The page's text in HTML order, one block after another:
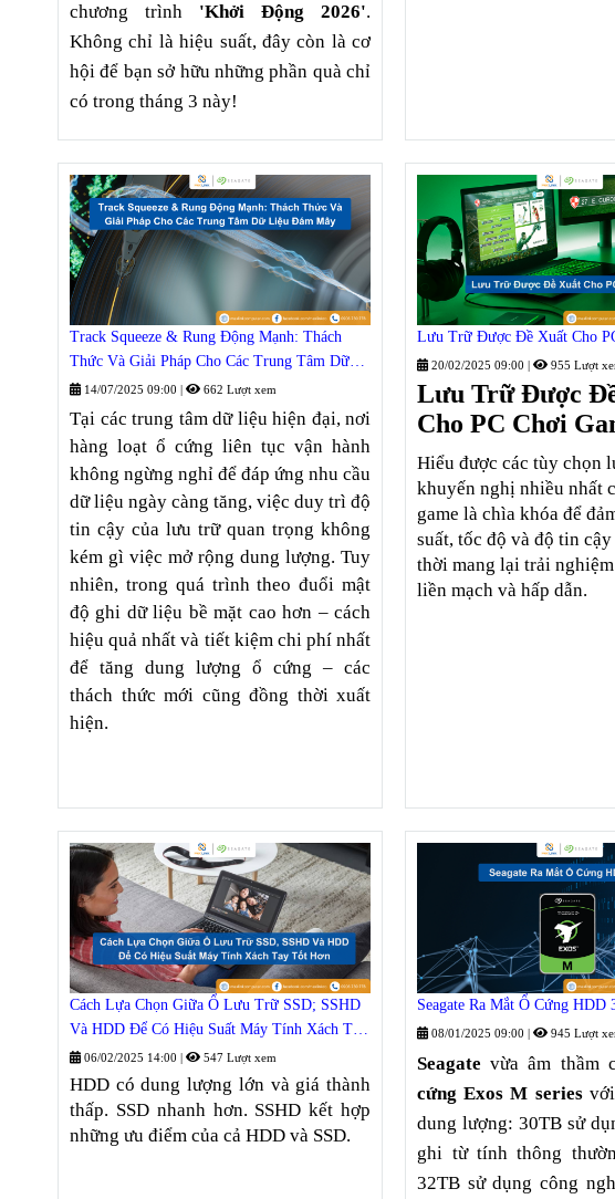
chương trình 'Khởi Động 2026'.
Không chỉ là hiệu suất, đây còn là cơ
hội để bạn sở hữu những phần quà chỉ
có trong tháng 3 này!
Track Squeeze & Rung Động Mạnh: Thách
Thức Và Giải Pháp Cho Các Trung Tâm Dữ
Liệu Đám Mây
14/07/2025 09:00 | 662 Lượt xem
Tại các trung tâm dữ liệu hiện đại, nơi
hàng loạt ổ cứng liên tục vận hành
không ngừng nghỉ để đáp ứng nhu cầu
dữ liệu ngày càng tăng, việc duy trì độ
tin cậy của lưu trữ quan trọng không
kém gì việc mở rộng dung lượng. Tuy
nhiên, trong quá trình theo đuổi mật
độ ghi dữ liệu bề mặt cao hơn – cách
hiệu quả nhất và tiết kiệm chi phí nhất
để tăng dung lượng ổ cứng – các
thách thức mới cũng đồng thời xuất
hiện.
Lưu Trữ Được Đề Xuất Cho
20/02/2025 09:00| 955 Lượt
Lưu Trữ Được
Cho PC Chơi
Hiểu được các tùy chọn
khuyến nghị nhiều nhất
game là chìa khóa để
suất, tốc độ và độ tin
thời mang lại trải
liền mạch và hấp dẫn.
Cách Lựa Chọn Giữa Ổ Lưu Trữ SSD; SSHD
Và HDD Để Có Hiệu Suất Máy Tính Xách Tay
Tốt Hơn
06/02/2025 14:00 | 547 Lượt xem
HDD có dung lượng lớn và giá thành
thấp. SSD nhanh hơn. SSHD kết hợp
những ưu điểm của cả HDD và SSD.
Seagate Ra Mắt Ổ Cứng HDD
08/01/2025 09:00| 945 Lượt
Seagate vừa âm thầm
cứng Exos M seriesvới
dung lượng: 30TB sử
ghi từ tính thông
32TB sử dụng công